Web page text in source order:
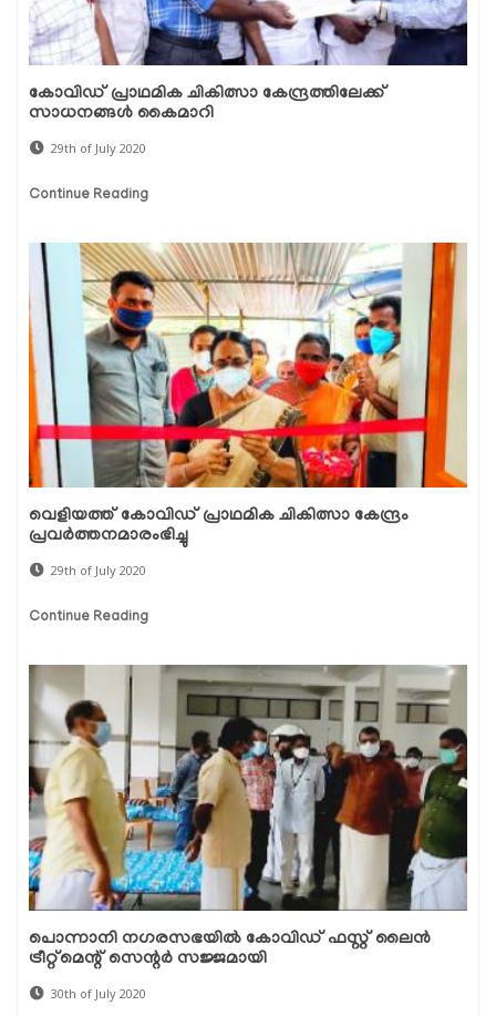
കോവിഡ് പ്രാഥമിക ചികിത്സാ കേന്ദ്രത്തിലേക്ക്
സാധനങ്ങള്‍ കൈമാറി
29th of July 2020
Continue Reading
വെളിയത്ത് കോവിഡ് പ്രാഥമിക ചികിത്സാ കേന്ദ്രം
പ്രവര്‍ത്തനമാരംഭിച്ചു
29th of July 2020
Continue Reading
പൊന്നാനി നഗരസഭയില്‍ കോവിഡ് ഫസ്റ്റ് ലൈന്‍
ട്രീറ്റ്മെന്റ് സെന്റര്‍ സജ്ജമായി
30th of July 2020